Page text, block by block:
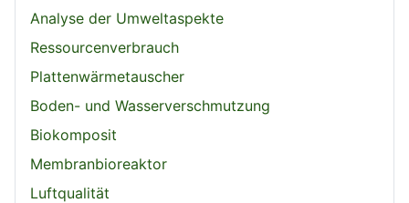
Analyse der Umweltaspekte
Ressourcenverbrauch
Plattenwärmetauscher
Boden- und Wasserverschmutzung
Biokomposit
Membranbioreaktor
Luftqualität